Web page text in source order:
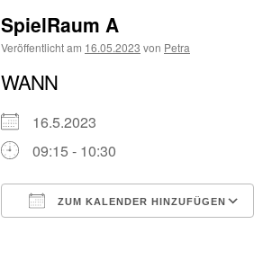
SpielRaum A
Veröffentlicht am 16.05.2023 von Petra
WANN
16.5.2023
09:15 - 10:30
ZUM KALENDER HINZUFÜGEN